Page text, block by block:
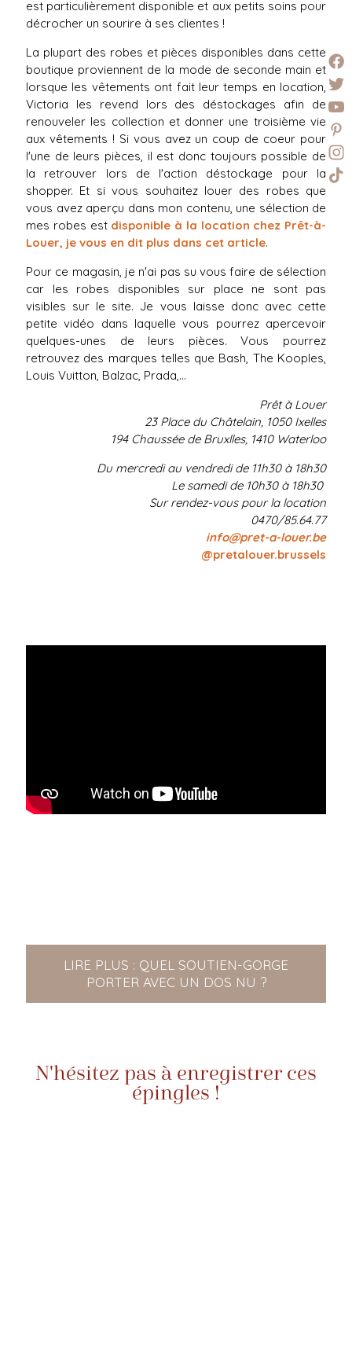
est particulièrement disponible et aux petits soins pour
décrocher un sourire à ses clientes !
La plupart des robes et pièces disponibles dans cette
boutique proviennent de la mode de seconde main et
lorsque les vêtements ont fait leur temps en location,
Victoria les revend lors des déstockages afin de
renouveler les collection et donner une troisième vie
aux vêtements ! Si vous avez un coup de coeur pour
l'une de leurs pièces, il est donc toujours possible de
la retrouver lors de l'action déstockage pour la
shopper. Et si vous souhaitez louer des robes que
vous avez aperçu dans mon contenu, une sélection de
mes robes est disponible à la location chez Prêt-à-
Louer, je vous en dit plus dans cet article.
Pour ce magasin, je n'ai pas su vous faire de sélection
car les robes disponibles sur place ne sont pas
visibles sur le site. Je vous laisse donc avec cette
petite vidéo dans laquelle vous pourrez apercevoir
quelques-unes de leurs pièces. Vous pourrez
retrouvez des marques telles que Bash, The Kooples,
Louis Vuitton, Balzac, Prada,...
Prêt à Louer
23 Place du Châtelain, 1050 Ixelles
194 Chaussée de Bruxlles, 1410 Waterloo
Du mercredi au vendredi de 11h30 à 18h30
Le samedi de 10h30 à 18h30
Sur rendez-vous pour la location
0470/85.64.77
info@pret-a-louer.be
@pretalouer.brussels
LIRE PLUS : QUEL SOUTIEN-GORGE
PORTER AVEC UN DOS NU ?
N'hésitez pas à enregistrer ces
épingles !